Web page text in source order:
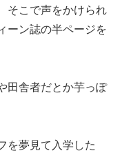
そこで声をかけられ
ーン誌の半ページを
田舎者だとか芋っぽ
を夢見て入学した